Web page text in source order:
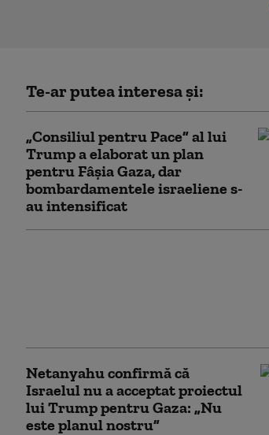
Te-ar putea interesa și:
„Consiliul pentru Pace” al lui
Trump a elaborat un plan
pentru Fâșia Gaza, dar
bombardamentele israeliene s-
au intensificat
Netanyahu confirmă că
Israelul nu a acceptat proiectul
lui Trump pentru Gaza: „Nu
este planul nostru”